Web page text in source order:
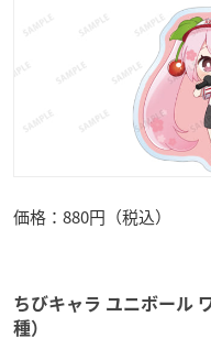
価格：880円（税込）
ちびキャラ ユニボール
種）